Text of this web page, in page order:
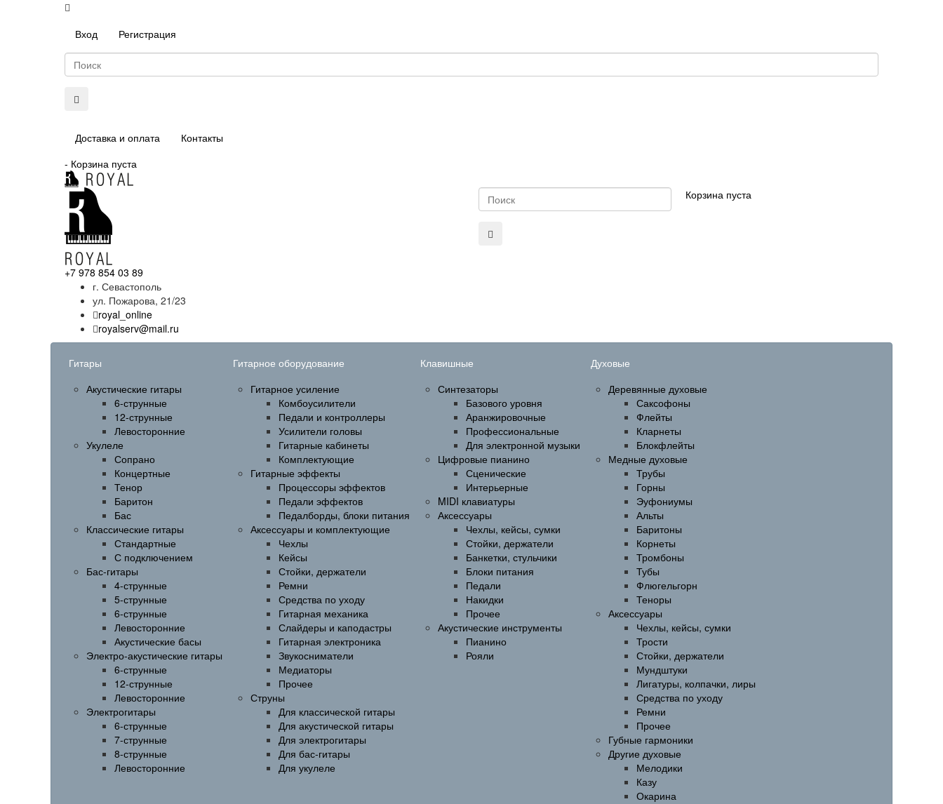
Вход Регистрация
Доставка и оплата
Контакты
- Корзина пуста
+7 978 854 03 89
г. Севастополь
ул. Пожарова, 21/23
royal_online
royalserv@mail.ru
Корзина пуста
Гитары
Акустические гитары
6-струнные
12-струнные
Левосторонние
Укулеле
Сопрано
Концертные
Тенор
Баритон
Бас
Классические гитары
Стандартные
С подключением
Бас-гитары
4-струнные
5-струнные
6-струнные
Левосторонние
Акустические басы
Электро-акустические гитары
6-струнные
12-струнные
Левосторонние
Электрогитары
6-струнные
7-струнные
8-струнные
Левосторонние
Гитарное оборудование
Гитарное усиление
Комбоусилители
Педали и контроллеры
Усилители головы
Гитарные кабинеты
Комплектующие
Гитарные эффекты
Процессоры эффектов
Педали эффектов
Педалборды, блоки питания
Аксессуары и комплектующие
Чехлы
Кейсы
Стойки, держатели
Ремни
Средства по уходу
Гитарная механика
Слайдеры и каподастры
Гитарная электроника
Звукосниматели
Медиаторы
Прочее
Струны
Для классической гитары
Для акустической гитары
Для электрогитары
Для бас-гитары
Для укулеле
Клавишные
Синтезаторы
Базового уровня
Аранжировочные
Профессиональные
Для электронной музыки
Цифровые пианино
Сценические
Интерьерные
MIDI клавиатуры
Аксессуары
Чехлы, кейсы, сумки
Стойки, держатели
Банкетки, стульчики
Блоки питания
Педали
Накидки
Прочее
Акустические инструменты
Пианино
Рояли
Духовые
Деревянные духовые
Саксофоны
Флейты
Кларнеты
Блокфлейты
Медные духовые
Трубы
Горны
Эуфониумы
Альты
Баритоны
Корнеты
Тромбоны
Тубы
Флюгельгорн
Теноры
Аксессуары
Чехлы, кейсы, сумки
Трости
Стойки, держатели
Мундштуки
Лигатуры, колпачки, лиры
Средства по уходу
Ремни
Прочее
Губные гармоники
Другие духовые
Мелодики
Казу
Окарина